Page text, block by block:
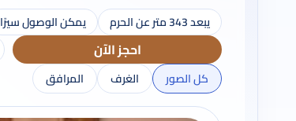
يبعد 343 متر عن الحرم يمكن الوصول سيرًا
احجز الآن
كل الصور
الغرف المرافق